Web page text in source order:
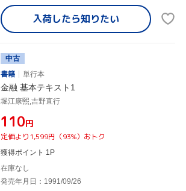
入荷したら知りたい
中古
書籍
単行本
金融 基本テキスト1
堀江康煕,吉野直行
¥110円
定価より1,599円（93%）おトク
獲得ポイント 1P
在庫なし
発売年月日：1991/09/26